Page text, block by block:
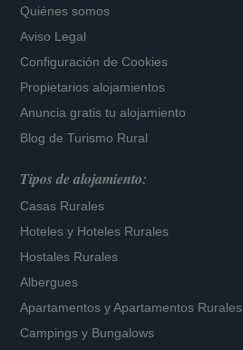
Quiénes somos
Aviso Legal
Configuración de Cookies
Propietarios alojamientos
Anuncia gratis tu alojamiento
Blog de Turismo Rural
Tipos de alojamiento:
Casas Rurales
Hoteles y Hoteles Rurales
Hostales Rurales
Albergues
Apartamentos yApartamentos Rurales
Campings y Bungalows